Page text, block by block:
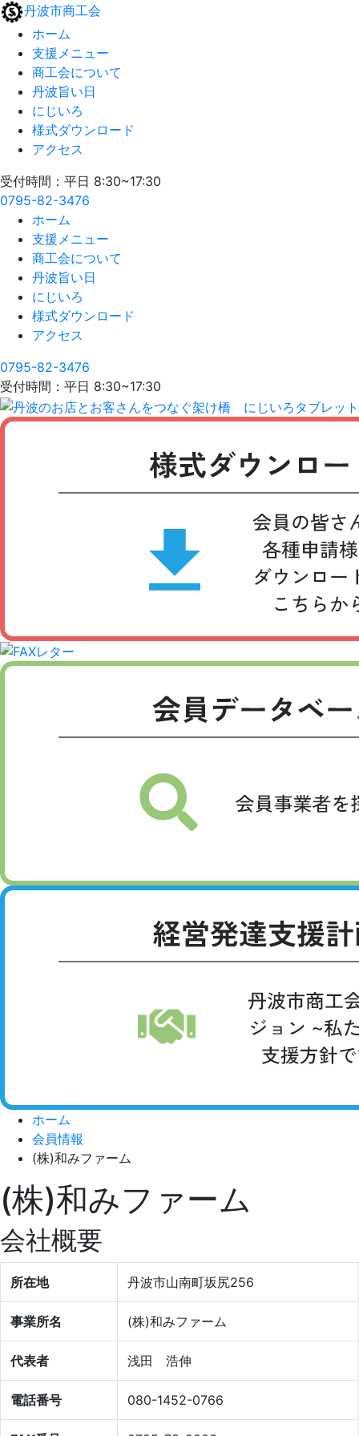
丹波市商工会
ホーム
支援メニュー
商工会について
丹波旨い日
にじいろ
様式ダウンロード
アクセス
受付時間：平日 8:30~17:30
0795-82-3476
ホーム
支援メニュー
商工会について
丹波旨い日
にじいろ
様式ダウンロード
アクセス
0795-82-3476
受付時間：平日 8:30~17:30
ホーム
会員情報
(株)和みファーム
(株)和みファーム
会社概要
所在地 丹波市山南町坂尻256
事業所名 (株)和みファーム
代表者 浅田 浩伸
電話番号 080-1452-0766